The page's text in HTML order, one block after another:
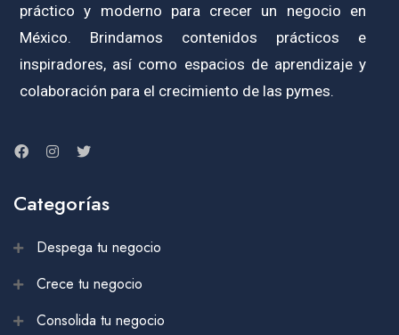
práctico y moderno para crecer un negocio en
México. Brindamos contenidos prácticos e
inspiradores, así como espacios de aprendizaje y
colaboración para el crecimiento de las pymes.
Categorías
Despega tu negocio
Crece tu negocio
Consolida tu negocio